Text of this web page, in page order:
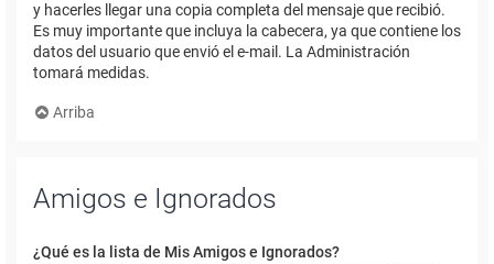
y hacerles llegar una copia completa del mensaje que recibió.
Es muy importante que incluya la cabecera, ya que contiene los
datos del usuario que envió el e-mail. La Administración
tomará medidas.
Arriba
Amigos e Ignorados
¿Qué es la lista de Mis Amigos e Ignorados?